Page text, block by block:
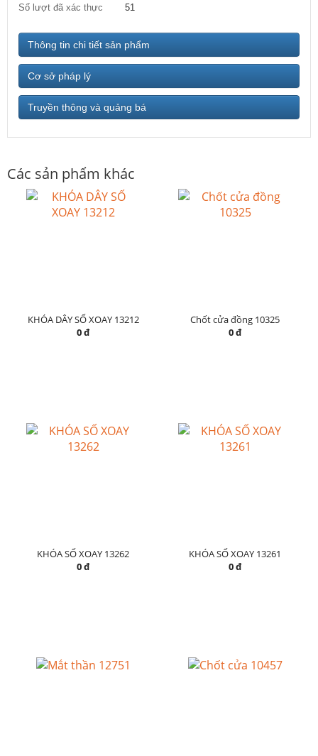
Số lượt đã xác thực
51
Thông tin chi tiết sản phẩm
Cơ sở pháp lý
Truyền thông và quảng bá
Các sản phẩm khác
KHÓA DÂY SỐ XOAY 13212
0 đ
Chốt cửa đồng 10325
0 đ
KHÓA SỐ XOAY 13262
0 đ
KHÓA SỐ XOAY 13261
0 đ